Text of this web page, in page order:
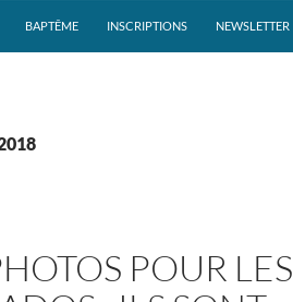
BAPTÊME INSCRIPTIONS NEWSLETTER
POUR LES